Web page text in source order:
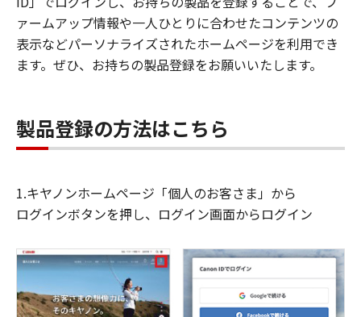
ァームアップ情報や一人ひとりに合わせたコンテンツの
表示などパーソナライズされたホームページを利用でき
ます。ぜひ、お持ちの製品登録をお願いいたします。
製品登録の方法はこちら
1.キヤノンホームページ「個人のお客さま」から
ログインボタンを押し、ログイン画面からログイン